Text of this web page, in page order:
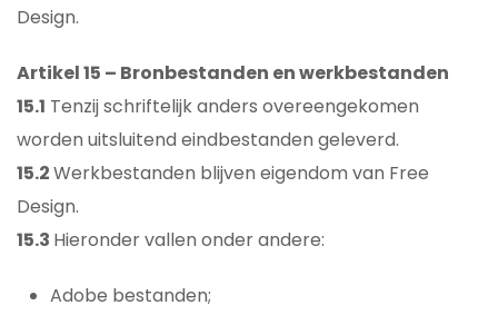
Design.
Artikel 15 – Bronbestanden en werkbestanden
15.1 Tenzij schriftelijk anders overeengekomen
worden uitsluitend eindbestanden geleverd.
15.2Werkbestanden blijven eigendom van Free
Design.
15.3 Hieronder vallen onder andere:
Adobe bestanden;